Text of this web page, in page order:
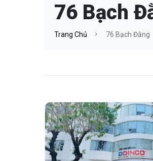
76 Bạch
Trang Chủ 76 Bạch Đằng